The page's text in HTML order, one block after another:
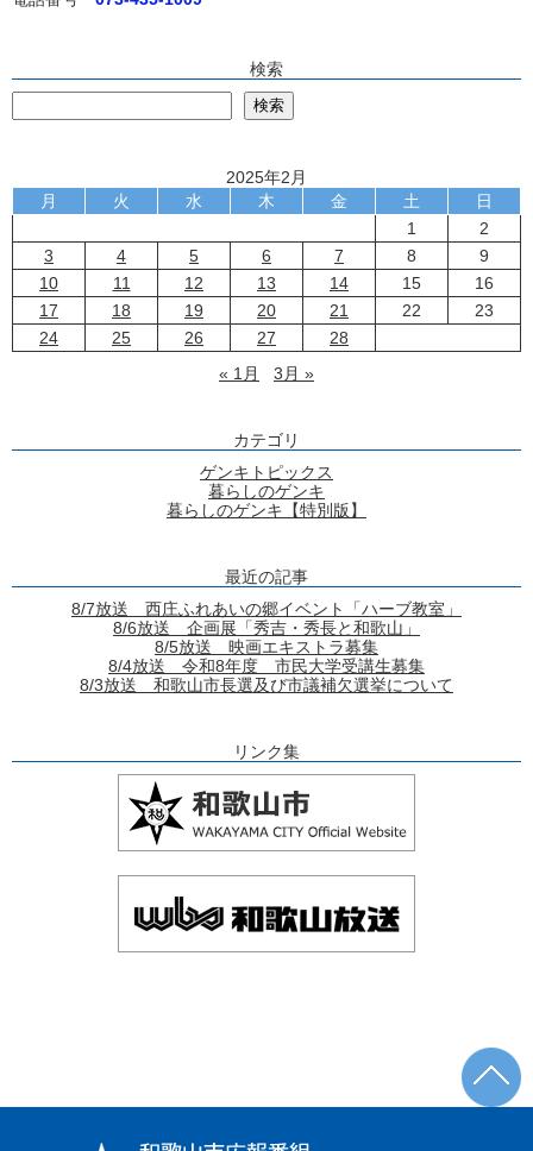
検索
検索
2025年2月
月
火 水 木 金 土
日
1
2
3
4 5 6 7 8
9
10
11 12 13 14 15
16
17
18 19 20 21 22
23
24
25 26 27
28
« 1月
3月 »
カテゴリ
ゲンキトピックス
暮らしのゲンキ
暮らしのゲンキ【特別版】
最近の記事
8/7放送 西庄ふれあいの郷イベント「ハーブ教室」
8/6放送 企画展「秀吉・秀長と和歌山」
8/5放送 映画エキストラ募集
8/4放送 令和8年度 市民大学受講生募集
8/3放送 和歌山市長選及び市議補欠選挙について
リンク集